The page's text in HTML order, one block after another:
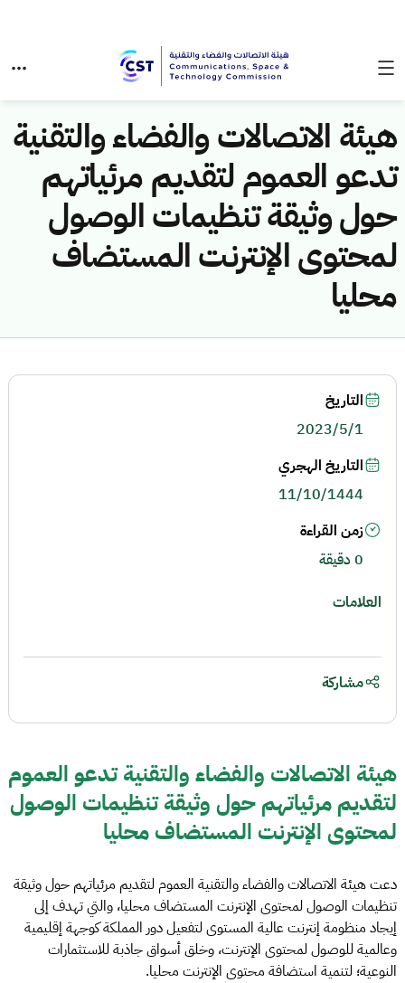
هيئة الاتصالات والفضاء والتقنية
تدعو العموم لتقديم مرئياتهم
حول وثيقة تنظيمات الوصول
لمحتوى الإنترنت المستضاف
محليا
هيئة الاتصالات والفضاء والتقنية تدعو العموم
لتقديم مرئياتهم حول وثيقة تنظيمات الوصول
لمحتوى الإنترنت المستضاف محليا
دعت هيئة الاتصالات والفضاء والتقنية العموم لتقديم مرئياتهم حول وثيقة
تنظيمات الوصول لمحتوى الإنترنت المستضاف محليا، والتي تهدف إلى
إيجاد منظومة إنترنت عالية المستوى لتفعيل دور المملكة كوجهة إقليمية
وعالمية للوصول لمحتوى الإنترنت، وخلق أسواق جاذبة للاستثمارات
النوعية؛ لتنمية استضافة محتوى الإنترنت محليا.
التاريخ
2023/5/1
التاريخ الهجري
11/10/1444
زمن القراءة
0 دقيقة
العلامات
مشاركة